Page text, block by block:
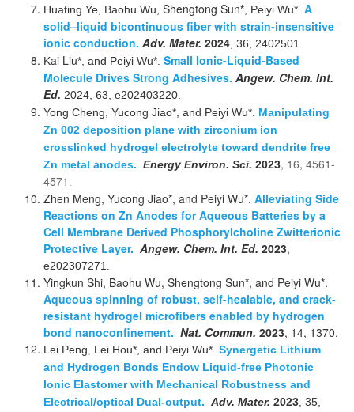
Huating Ye, Baohu Wu, Shengtong Sun*, Peiyi Wu*. A
solid–liquid bicontinuous fiber with strain-insensitive
ionic conduction. Adv. Mater. 2024, 36, 2402501.
Kai Liu*, and Peiyi Wu*. Small Ionic-Liquid-Based
Molecule Drives Strong Adhesives. Angew. Chem. Int.
Ed. 2024, 63, e202403220.
Yong Cheng, Yucong Jiao*, and Peiyi Wu*. Manipulating
Zn 002 deposition plane with zirconium ion
crosslinked hydrogel electrolyte toward dendrite free
Zn metal anodes. Energy Environ. Sci. 2023, 16, 4561-
4571 .
Zhen Meng, Yucong Jiao*, and Peiyi Wu*. Alleviating Side
Reactions on Zn Anodes for Aqueous Batteries by a
Cell Membrane Derived Phosphorylcholine Zwitterionic
Protective Layer. Angew. Chem. Int. Ed. 2023,
e202307271.
Yingkun Shi, Baohu Wu, Shengtong Sun*, and Peiyi Wu*.
Aqueous spinning of robust, self-healable, and crack-
resistant hydrogel microfibers enabled by hydrogen
bond nanoconfinement. Nat. Commun. 2023, 14, 1370.
Lei Peng, Lei Hou*, and Peiyi Wu*. Synergetic Lithium
and Hydrogen Bonds Endow Liquid-free Photonic
Ionic Elastomer with Mechanical Robustness and
Electrical/optical Dual-output. Adv. Mater. 2023, 35,